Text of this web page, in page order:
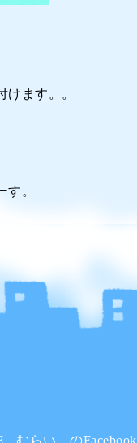
ます。。
。
むらい。のFacebook